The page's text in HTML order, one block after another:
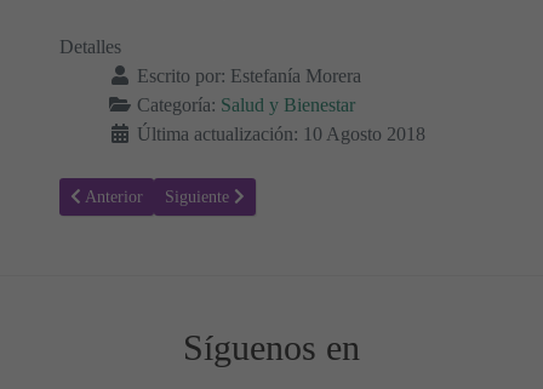
Detalles
Escrito por: Estefanía Morera
Categoría: Salud y Bienestar
Última actualización: 10 Agosto 2018
Artículo anterior: Trastorno antisocial de la personalidad
Anterior Artículo siguiente: Anemia por deficiencia de hierro
Siguiente
Síguenos en